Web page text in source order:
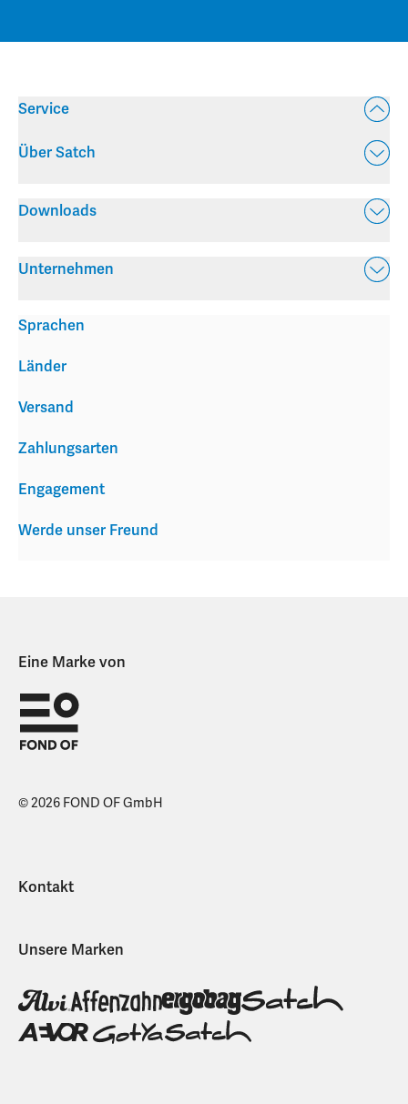
Service
Über Satch
Downloads
Unternehmen
Versand
Zahlungsarten
Engagement
Werde unser Freund
Sprachen
Länder
Eine Marke von
© 2026 FOND OF GmbH
Kontakt
Unsere Marken